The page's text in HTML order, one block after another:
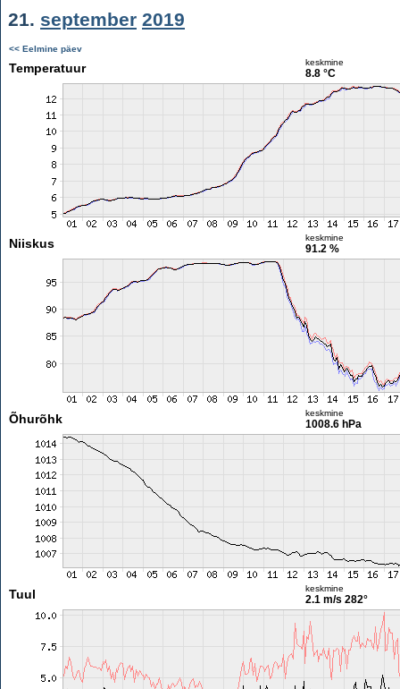
21. september 2019
<< Eelmine päev
Temperatuur keskmine
8.8 °C
Niiskus keskmine
91.2 %
Õhurõhk keskmine
1008.6 hPa
Tuul keskmine
2.1 m/s 282°